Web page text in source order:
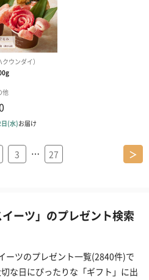
3 … 27 ＞
イーツ」のプレゼント検索
ーツのプレゼント一覧(2840件)で
な日にぴったりな「ギフト」に出